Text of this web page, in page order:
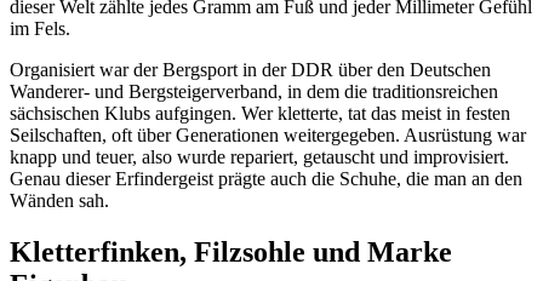
dieser Welt zählte jedes Gramm am Fuß und jeder Millimeter Gefühl
im Fels.
Organisiert war der Bergsport in der DDR über den Deutschen
Wanderer- und Bergsteigerverband, in dem die traditionsreichen
sächsischen Klubs aufgingen. Wer kletterte, tat das meist in festen
Seilschaften, oft über Generationen weitergegeben. Ausrüstung war
knapp und teuer, also wurde repariert, getauscht und improvisiert.
Genau dieser Erfindergeist prägte auch die Schuhe, die man an den
Wänden sah.
Kletterfinken, Filzsohle und Marke